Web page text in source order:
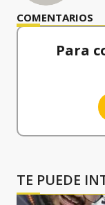
COMENTARIOS
Para
TE PUEDE